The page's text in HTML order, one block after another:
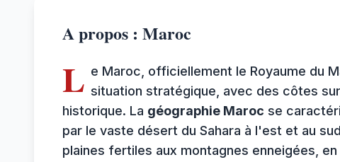
A propos : Maroc
L e Maroc, officiellement le Royaume du
situation stratégique, avec des côtes
historique. La géographie Maroc se
par le vaste désert du Sahara à l'est et au
plaines fertiles aux montagnes enneigées,